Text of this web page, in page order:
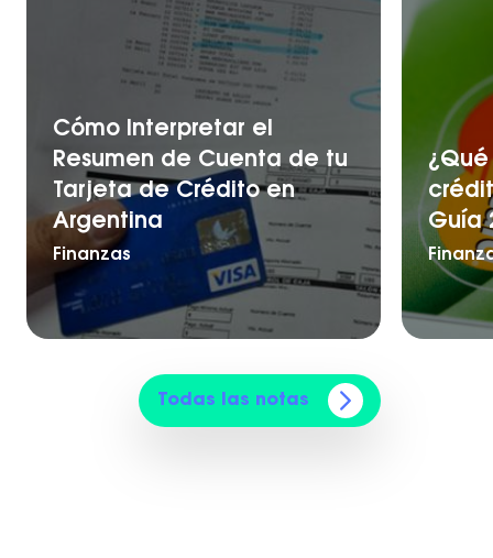
Cómo Interpretar el
Resumen de Cuenta de tu
Tarjeta de Crédito en
Argentina
Finanzas
Guía
Todas las notas